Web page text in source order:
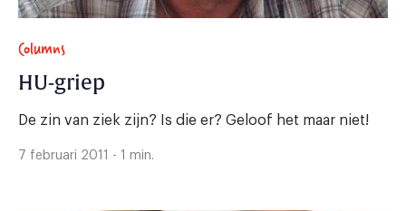
Columns
HU-griep
De zin van ziek zijn? Is die er? Geloof het maar niet!
7 februari 2011 - 1 min.